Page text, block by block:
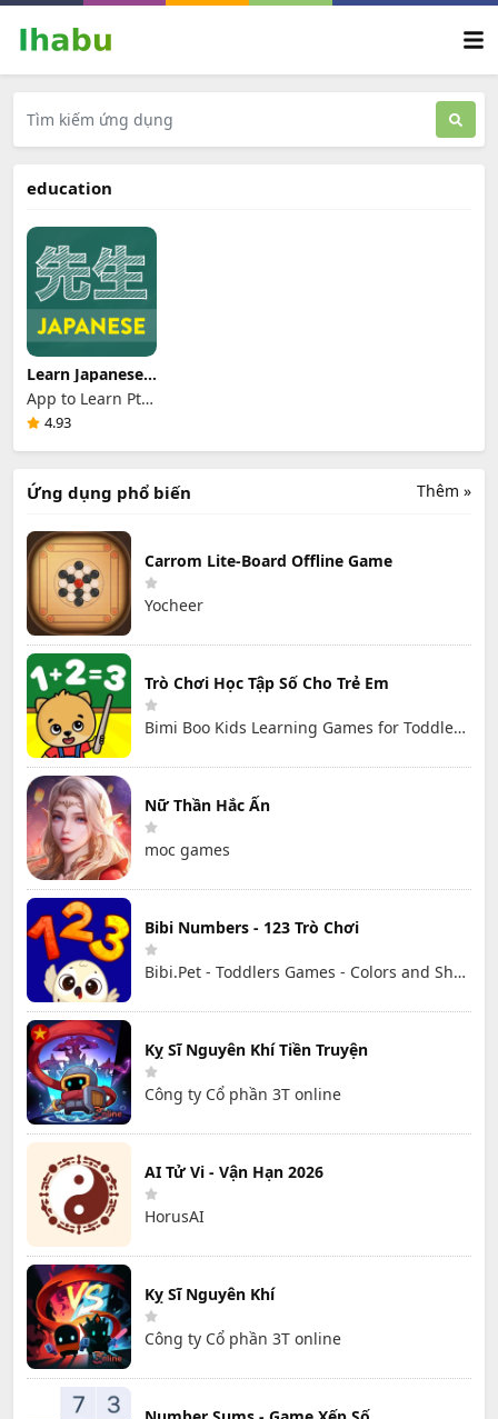
education
Learn Japanese:
Sensei
App to Learn Pte.
Ltd.4.93
Thêm »
Ứng dụng phổ biến
Carrom Lite-Board Offline Game
Yocheer
Trò Chơi Học Tập Số Cho Trẻ Em
Bimi Boo Kids Learning Games for Toddlers FZ-LLC
Nữ Thần Hắc Ấn
moc games
Bibi Numbers - 123 Trò Chơi
Bibi.Pet - Toddlers Games - Colors and Shapes
Kỵ Sĩ Nguyên Khí Tiền Truyện
Công ty Cổ phần 3T online
AI Tử Vi - Vận Hạn 2026
HorusAI
Kỵ Sĩ Nguyên Khí
Công ty Cổ phần 3T online